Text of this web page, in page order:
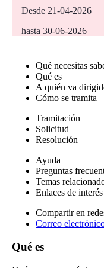
Desde 21-04-2026
hasta 30-06-2026
Qué necesitas
Qué es
A quién va
Cómo se tramita
Tramitación
Solicitud
Resolución
Ayuda
Preguntas
Temas
Enlaces de interés
Compartir en
Correo
Qué es